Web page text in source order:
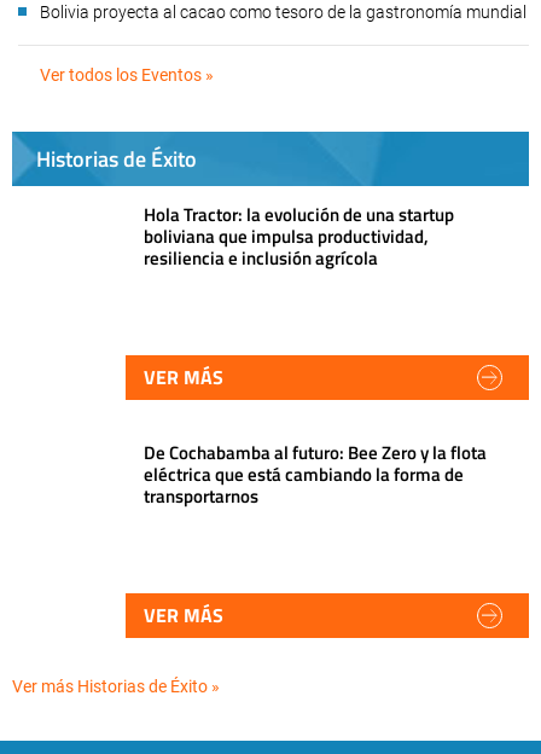
Bolivia proyecta al cacao como tesoro de la gastronomía mundial
Ver todos los Eventos »
Historias de Éxito
Hola Tractor: la evolución de una startup
boliviana que impulsa productividad,
resiliencia e inclusión agrícola
VER MÁS
De Cochabamba al futuro: Bee Zero y la flota
eléctrica que está cambiando la forma de
transportarnos
VER MÁS
Ver más Historias de Éxito »